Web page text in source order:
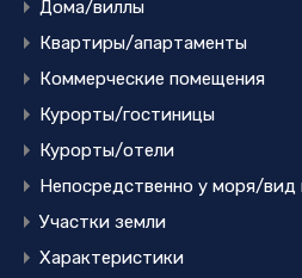
Дома/виллы
Квартиры/апартаменты
Коммерческие помещения
Курорты/гостиницы
Курорты/отели
Непосредственно у моря/вид
Участки земли
Характеристики